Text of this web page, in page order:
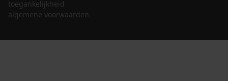
toegankelijkheid
algemene voorwaarden